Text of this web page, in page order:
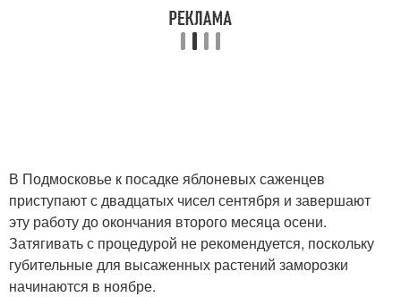
В Подмосковье к посадке яблоневых саженцев
приступают с двадцатых чисел сентября и завершают
эту работу до окончания второго месяца осени.
Затягивать с процедурой не рекомендуется, поскольку
губительные для высаженных растений заморозки
начинаются в ноябре.